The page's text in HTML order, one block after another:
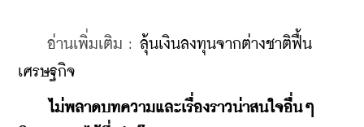
อ่านเพิ่มเติม : ลุ้นเงินลงทุนจากต่างชาติฟื้น
เศรษฐกิจ
ไม่พลาดบทความและเรื่องราวน่าสนใจอื่นๆ